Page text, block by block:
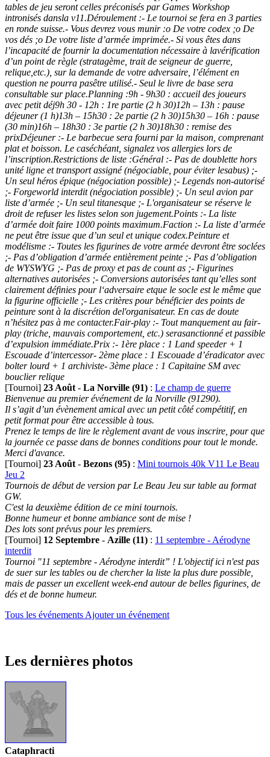
tables de jeu seront celles préconisés par Games Workshop
intronisés dansla v11.Déroulement :- Le tournoi se fera en 3 parties
en ronde suisse.- Vous devrez vous munir :o De votre codex ;o De
vos dés ;o De votre liste d’armée imprimée.- Si vous êtes dans
l’incapacité de fournir la documentation nécessaire à lavérification
d’un point de règle (stratagème, trait de seigneur de guerre,
relique,etc.), sur la demande de votre adversaire, l’élément en
question ne pourra pasêtre utilisé.- Seul le livre de base sera
consultable sur place.Planning :9h - 9h30 : accueil des joueurs
avec petit déj9h 30 - 12h : 1re partie (2 h 30)12h – 13h : pause
déjeuner (1 h)13h – 15h30 : 2e partie (2 h 30)15h30 – 16h : pause
(30 min)16h – 18h30 : 3e partie (2 h 30)18h30 : remise des
prixDéjeuner :- Le barbecue sera fourni par la maison, comprenant
plat et boisson. Le caséchéant, signalez vos allergies lors de
l’inscription.Restrictions de liste :Général :- Pas de doublette hors
unité ligne et transport assigné (négociable, pour éviter lesabus) ;-
Un seul héros épique (négociation possible) ;- Legends non-autorisé
;- Forgeworld interdit (négociation possible) ;- Un seul avion par
liste d’armée ;- Un seul titanesque ;- L'organisateur se réserve le
droit de refuser les listes selon son jugement.Points :- La liste
d’armée doit faire 1000 points maximum.Faction :- La liste d’armée
ne peut être issue que d’un seul et unique codex.Peinture et
modélisme :- Toutes les figurines de votre armée devront être soclées
;- Pas d’obligation d’armée entièrement peinte ;- Pas d’obligation
de WYSWYG ;- Pas de proxy et pas de count as ;- Figurines
alternatives autorisées ;- Conversions autorisées tant qu’elles sont
clairement définies pour l‘adversaire etque le socle est le même que
la figurine officielle ;- Les critères pour bénéficier des points de
peinture sont à la discrétion del'organisateur. En cas de doute
n’hésitez pas à me contacter.Fair-play :- Tout manquement au fair-
play (triche, mauvais comportement, etc.) serasanctionné et passible
d’expulsion immédiate.Prix :- 1ère place : 1 Land speeder + 1
Escouade d’intercessor- 2ème place : 1 Escouade d’éradicator avec
bolter lourd + 1 archiviste- 3ème place : 1 Capitaine SM avec
bouclier relique
[Tournoi] 23 Août - La Norville (91) : Le champ de guerre
Bienvenue au premier événement de la Norville (91290).
Il s’agit d’un évènement amical avec un petit côté compétitif, en
petit format pour être accessible à tous.
Prenez le temps de lire le règlement avant de vous inscrire, pour que
la journée ce passe dans de bonnes conditions pour tout le monde.
Merci d'avance.
[Tournoi] 23 Août - Bezons (95) : Mini tournois 40k V11 Le Beau
Jeu 2
Tournois de début de version par Le Beau Jeu sur table au format
GW.
C'est la deuxième édition de ce mini tournois.
Bonne humeur et bonne ambiance sont de mise !
Des lots sont prévus pour les premiers.
[Tournoi] 12 Septembre - Azille (11) : 11 septembre - Aérodyne
interdit
Tournoi "11 septembre - Aérodyne interdit” ! L'objectif ici n'est pas
de suer sur les tables ou de chercher la liste la plus dure possible,
mais de passer un excellent week-end autour de belles figurines, de
dés et de bonne humeur.
Tous les événements Ajouter un événement
Les dernières photos
Cataphracti